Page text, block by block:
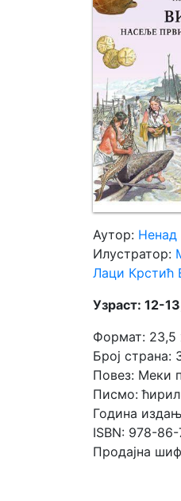
Аутор: Ненад
Илустратор:
Лаци Крстић
Узраст: 12-
Формат: 23,5
Број страна:
Повез: Меки
Писмо:
Година
ISBN: 978-
Продајна